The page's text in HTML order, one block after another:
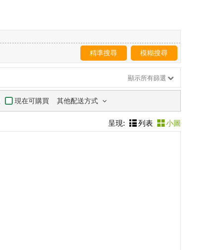
精準搜尋 模糊搜尋
顯示所有篩選
現在可購買 其他配送方式
呈現: 列表 小圖